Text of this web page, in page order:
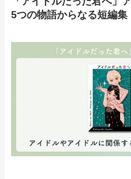
5つの物語からなる短編集